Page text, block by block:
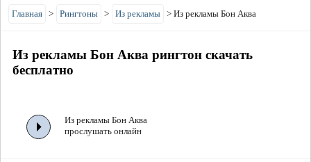
Главная > Рингтоны > Из рекламы > Из рекламы Бон Аква
Из рекламы Бон Аква рингтон скачать
бесплатно
Из рекламы Бон Аква
прослушать онлайн